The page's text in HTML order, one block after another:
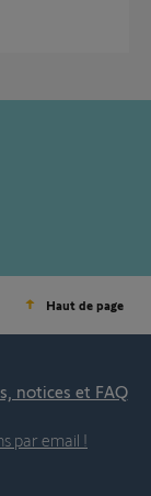
Haut de page
notices et FAQ
par email !